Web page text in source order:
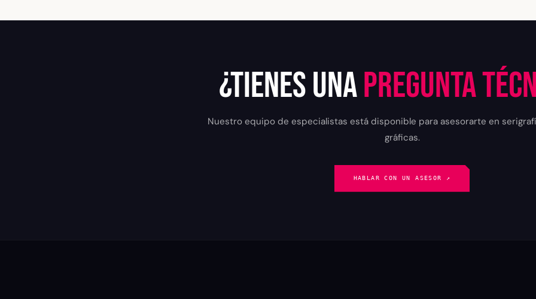
¿Tienes unapregunta
Nuestro equipo de especialistas está disponible para asesorarte en
gráficas.
HABLAR CON UN ASESOR ↗︎